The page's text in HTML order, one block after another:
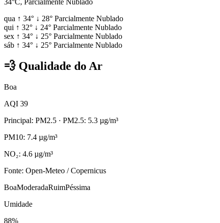
qua ↑ 34° ↓ 28° Parcialmente Nublado
qui ↑ 32° ↓ 24° Parcialmente Nublado
sex ↑ 34° ↓ 25° Parcialmente Nublado
sáb ↑ 34° ↓ 25° Parcialmente Nublado
💨 Qualidade do Ar
Boa
AQI 39
Principal: PM2.5 · PM2.5: 5.3 µg/m³
PM10: 7.4 µg/m³
NO₂: 4.6 µg/m³
Fonte: Open-Meteo / Copernicus
BoaModeradaRuimPéssima
Umidade
88%